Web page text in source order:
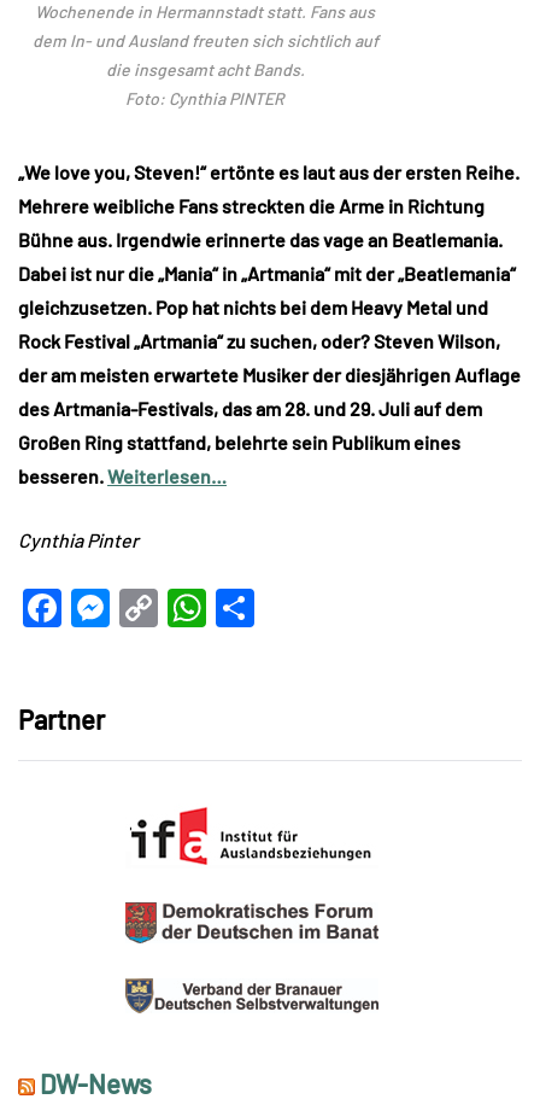
Wochenende in Hermannstadt statt. Fans aus
dem In- und Ausland freuten sich sichtlich auf
die insgesamt acht Bands.
Foto: Cynthia PINTER
„We love you, Steven!“ ertönte es laut aus der ersten Reihe.
Mehrere weibliche Fans streckten die Arme in Richtung
Bühne aus. Irgendwie erinnerte das vage an Beatlemania.
Dabei ist nur die „Mania“ in „Artmania“ mit der „Beatlemania“
gleichzusetzen. Pop hat nichts bei dem Heavy Metal und
Rock Festival „Artmania“ zu suchen, oder? Steven Wilson,
der am meisten erwartete Musiker der diesjährigen Auflage
des Artmania-Festivals, das am 28. und 29. Juli auf dem
Großen Ring stattfand, belehrte sein Publikum eines
besseren.Weiterlesen…
Cynthia Pinter
Facebook
Messenger
CopyWhatsApp
Partner
DW-News